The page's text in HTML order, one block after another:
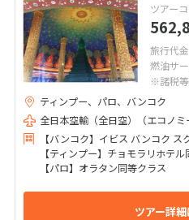
ツアー
旅行代
燃油サ
※諸税
ティンプー、パロ、バンコク
全日本空輸（全日空）（エコノミ
【バンコク】イビス バンコク ス
【ティンプー】チョモラリホテ
【パロ】オラタン同等クラス
ツアー詳